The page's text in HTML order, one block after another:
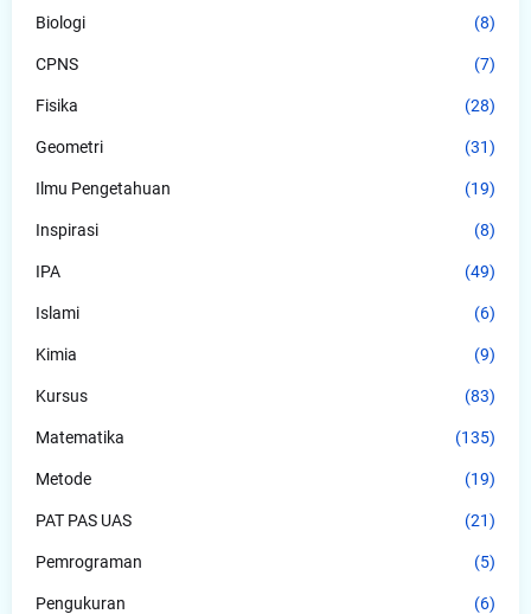
Biologi (8)
CPNS (7)
Fisika (28)
Geometri (31)
Ilmu Pengetahuan (19)
Inspirasi (8)
IPA (49)
Islami (6)
Kimia (9)
Kursus (83)
Matematika (135)
Metode (19)
PAT PAS UAS (21)
Pemrograman (5)
Pengukuran (6)